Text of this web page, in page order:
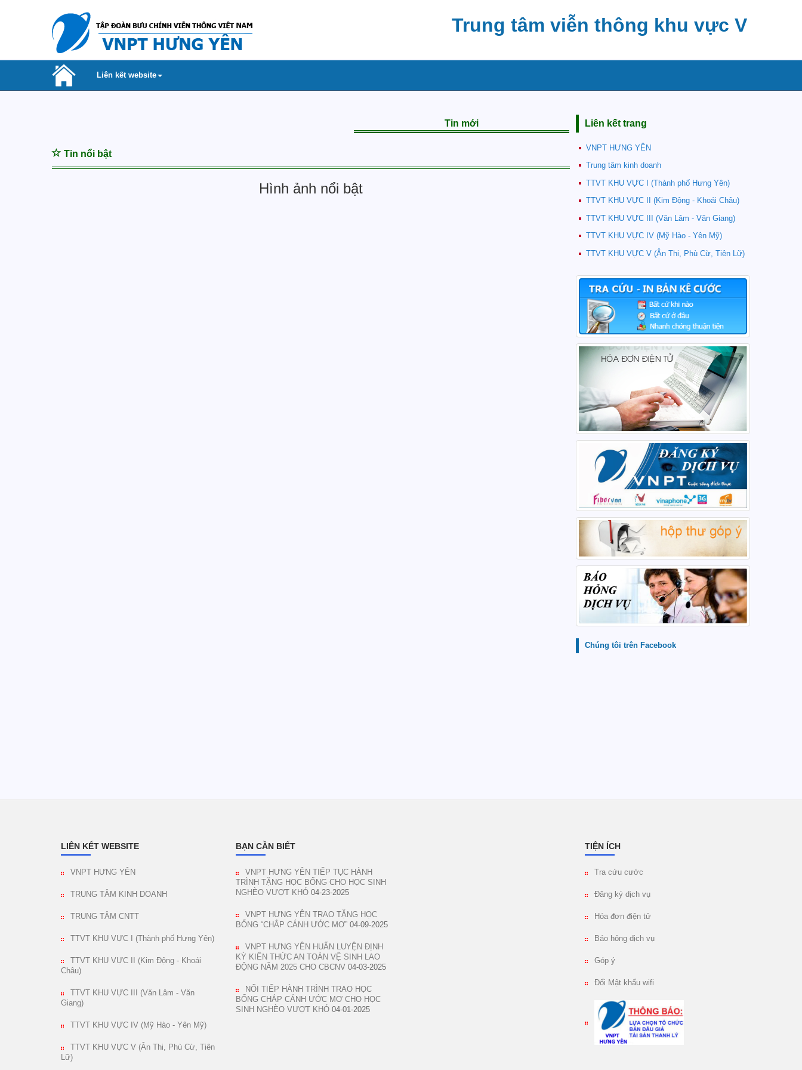
Trung tâm viễn thông khu vực V
Liên kết website
Tin mới
Tin nổi bật
Hình ảnh nổi bật
Liên kết trang
VNPT HƯNG YÊN
Trung tâm kinh doanh
TTVT KHU VỰC I (Thành phố Hưng Yên)
TTVT KHU VỰC II (Kim Động - Khoái Châu)
TTVT KHU VỰC III (Văn Lâm - Văn Giang)
TTVT KHU VỰC IV (Mỹ Hào - Yên Mỹ)
TTVT KHU VỰC V (Ân Thi, Phù Cừ, Tiên Lữ)
Chúng tôi trên Facebook
LIÊN KẾT WEBSITE
VNPT HƯNG YÊN
TRUNG TÂM KINH DOANH
TRUNG TÂM CNTT
TTVT KHU VỰC I (Thành phố Hưng Yên)
TTVT KHU VỰC II (Kim Động - Khoái
Châu)
TTVT KHU VỰC III (Văn Lâm - Văn
Giang)
TTVT KHU VỰC IV (Mỹ Hào - Yên Mỹ)
TTVT KHU VỰC V (Ân Thi, Phù Cừ, Tiên
Lữ)
BẠN CẦN BIẾT
VNPT HƯNG YÊN TIẾP TỤC HÀNH
TRÌNH TẶNG HỌC BỔNG CHO HỌC SINH
NGHÈO VƯỢT KHÓ 04-23-2025
VNPT HƯNG YÊN TRAO TẶNG HỌC
BỔNG “CHẮP CÁNH ƯỚC MƠ” 04-09-2025
VNPT HƯNG YÊN HUẤN LUYỆN ĐỊNH
KỲ KIẾN THỨC AN TOÀN VỆ SINH LAO
ĐỘNG NĂM 2025 CHO CBCNV 04-03-2025
NỐI TIẾP HÀNH TRÌNH TRAO HỌC
BỔNG CHẮP CÁNH ƯỚC MƠ CHO HỌC
SINH NGHÈO VƯỢT KHÓ 04-01-2025
TIỆN ÍCH
Tra cứu cước
Đăng ký dịch vụ
Hóa đơn điện tử
Báo hỏng dịch vụ
Góp ý
Đổi Mật khẩu wifi